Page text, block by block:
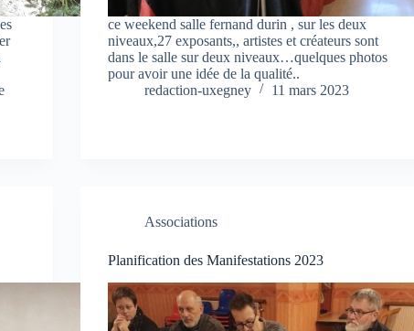
ce weekend salle fernand durin , sur les deux
niveaux,27 exposants,, artistes et créateurs sont
dans le salle sur deux niveaux…quelques photos
pour avoir une idée de la qualité..
redaction-uxegney
11 mars 2023
Associations
Planification des Manifestations 2023